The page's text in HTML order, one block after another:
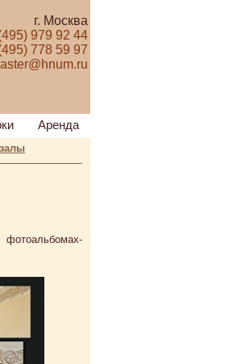
г. Москва
979 92 44
778 59 97
Аренда